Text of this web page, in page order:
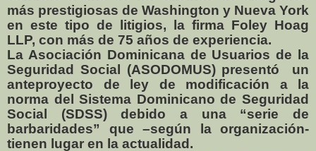
más prestigiosas de Washington y Nueva York
en este tipo de litigios, la firma Foley Hoag
LLP, con más de 75 años de experiencia.
La Asociación Dominicana de Usuarios de la
Seguridad Social (ASODOMUS) presentó
un
anteproyecto de ley de modificación a la
norma del Sistema Dominicano de Seguridad
Social (SDSS) debido a una “serie de
barbaridades” que –según la organización-
tienen lugar en la actualidad.